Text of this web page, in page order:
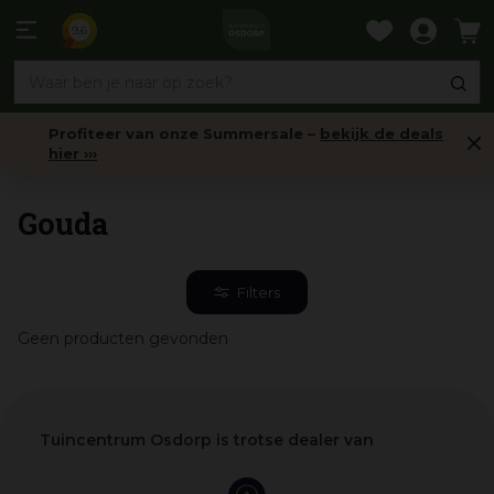
naar
Profiteer van onze Summersale – bekijk de deals
hier ›››
Gouda
Filters
Geen producten gevonden
Tuincentrum Osdorp is trotse dealer van